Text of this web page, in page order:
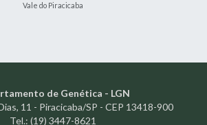
Vale do Piracicaba
de Genética - LGN
11 - Piracicaba/SP - CEP 13418-900
Tel.: (19) 3447-8621